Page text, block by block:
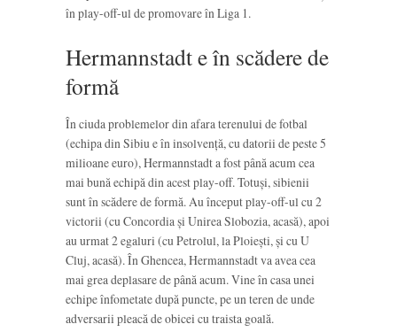
în play-off-ul de promovare în Liga 1.
Hermannstadt e în scădere de
formă
În ciuda problemelor din afara terenului de fotbal
(echipa din Sibiu e în insolvență, cu datorii de peste 5
milioane euro), Hermannstadt a fost până acum cea
mai bună echipă din acest play-off. Totuși, sibienii
sunt în scădere de formă. Au început play-off-ul cu 2
victorii (cu Concordia și Unirea Slobozia, acasă), apoi
au urmat 2 egaluri (cu Petrolul, la Ploiești, și cu U
Cluj, acasă). În Ghencea, Hermannstadt va avea cea
mai grea deplasare de până acum. Vine în casa unei
echipe înfometate după puncte, pe un teren de unde
adversarii pleacă de obicei cu traista goală.